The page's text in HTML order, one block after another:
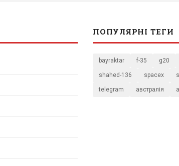
ПОПУЛЯРНІ ТЕГИ
bayraktar f-35 g20
shahed-136 spacex
telegram австралія